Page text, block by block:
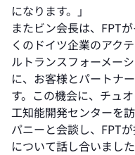
になります。」
またビン会長は、FPT
くのドイツ企業のアク
ルトランスフォーメー
に、お客様とパートナ
す。この機会に、チュ
工知能開発センターを
パニーと会談し、FPT
について話し合いました